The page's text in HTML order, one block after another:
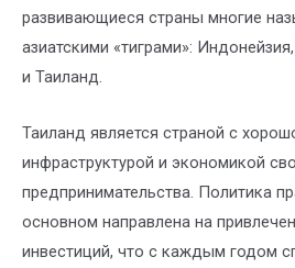
развивающиеся страны многие
азиатскими «тиграми»:
и Таиланд.
Таиланд является страной с
инфраструктурой и экономикой
предпринимательства. Политика
основном направлена на
инвестиций, что с каждым годом